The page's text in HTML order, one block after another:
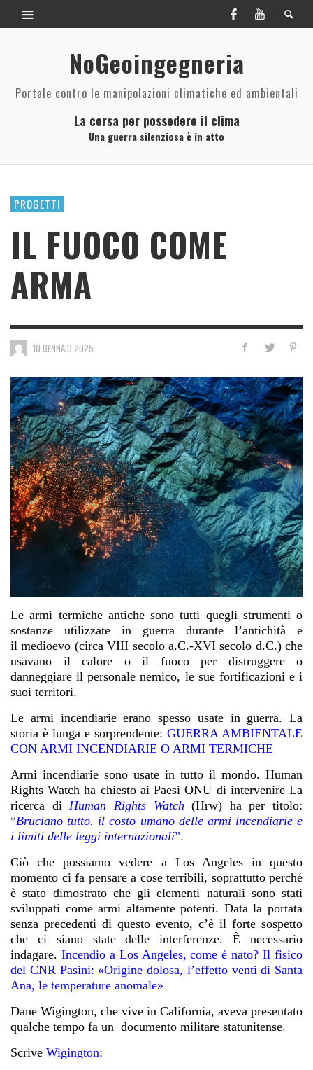
NoGeoingegneria
Portale contro le manipolazioni climatiche ed ambientali
La corsa per possedere il clima
Una guerra silenziosa è in atto
PROGETTI
IL FUOCO COME
ARMA
10 GENNAIO 2025
Le armi termiche antiche sono tutti quegli strumenti o
sostanze utilizzate in guerra durante l’antichità e
il medioevo (circa VIII secolo a.C.-XVI secolo d.C.) che
usavano il calore o il fuoco per distruggere o
danneggiare il personale nemico, le sue fortificazioni e i
suoi territori.
Le armi incendiarie erano spesso usate in guerra. La
storia è lunga e sorprendente: GUERRA AMBIENTALE
CON ARMI INCENDIARIE O ARMI TERMICHE
Armi incendiarie sono usate in tutto il mondo. Human
Rights Watch ha chiesto ai Paesi ONU di intervenire La
ricerca di Human Rights Watch (Hrw) ha per titolo:
“Bruciano tutto. il costo umano delle armi incendiarie e
i limiti delle leggi internazionali”.
Ciò che possiamo vedere a Los Angeles in questo
momento ci fa pensare a cose terribili, soprattutto perché
è stato dimostrato che gli elementi naturali sono stati
sviluppati come armi altamente potenti. Data la portata
senza precedenti di questo evento, c’è il forte sospetto
che ci siano state delle interferenze. È necessario
indagare. Incendio a Los Angeles, come è nato? Il fisico
del CNR Pasini: «Origine dolosa, l’effetto venti di Santa
Ana, le temperature anomale»
Dane Wigington, che vive in California, aveva presentato
qualche tempo fa un documento militare statunitense.
Scrive Wigington: